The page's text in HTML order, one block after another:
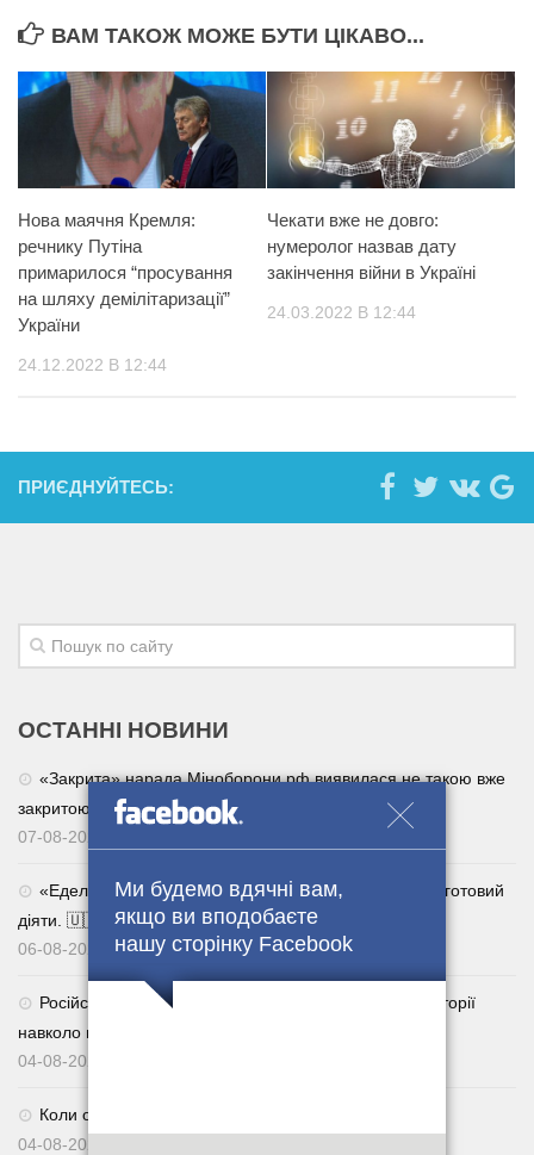
Ми будемо вдячні вам,
якщо ви вподобаєте
нашу сторінку Facebook
ВАМ ТАКОЖ МОЖЕ БУТИ ЦІКАВО...
Нова маячня Кремля:
речнику Путіна
примарилося “просування
на шляху демілітаризації”
України
24.12.2022 В 12:44
Чекати вже не довго:
нумеролог назвав дату
закінчення війни в Україні
24.03.2022 В 12:44
ПРИЄДНУЙТЕСЬ:
ОСТАННІ НОВИНИ
«Закрита» нарада Міноборони рф виявилася не такою вже
закритою
07-08-2026
«Едельвейс» чекає. Контракт 18–24 — для тих, хто готовий
діяти. 🇺🇦
06-08-2026
Російська пропаганда продовжує вигадувати нові історії
навколо подій в Україні
04-08-2026
Коли обираєш 92 — завжди у виграші. 🇺🇦
04-08-2026